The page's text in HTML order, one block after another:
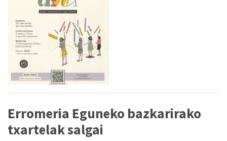
Erromeria Eguneko bazkarirako
txartelak salgai